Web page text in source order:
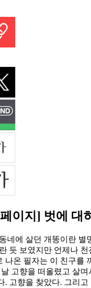
이지] 벗에 대
네에 살던 개똥이란 별
듯 보였지만 언제나 천
나온 필자는 이 친구를
고향을 떠올렸고 살
. 고향을 찾았다. 그리